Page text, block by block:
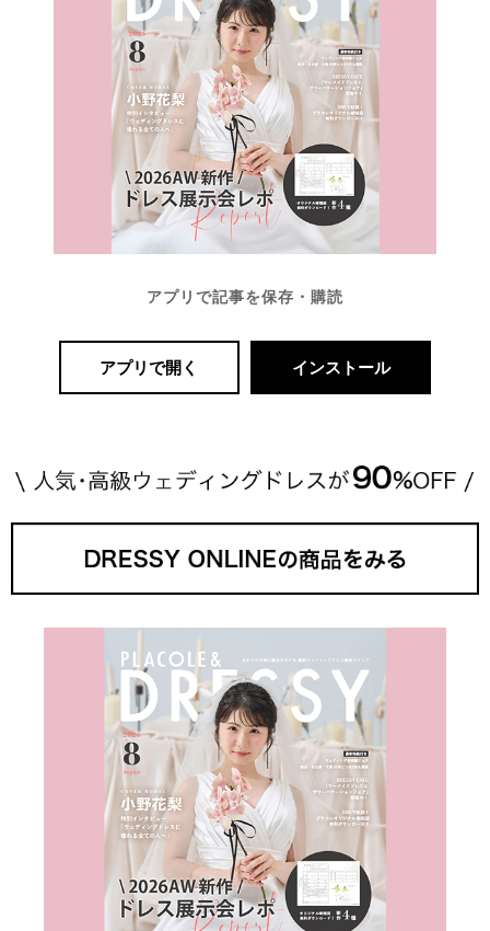
アプリで記事を保存・購読
アプリで開く インストール